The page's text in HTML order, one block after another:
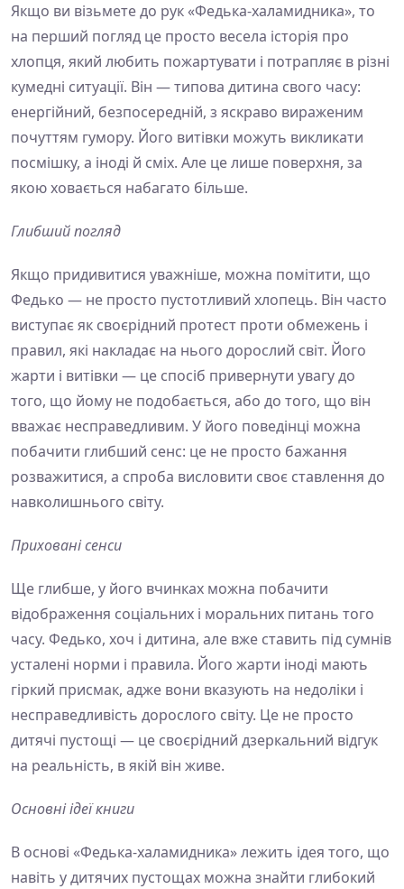
Якщо ви візьмете до рук «Федька-халамидника», то
на перший погляд це просто весела історія про
хлопця, який любить пожартувати і потрапляє в різні
кумедні ситуації. Він — типова дитина свого часу:
енергійний, безпосередній, з яскраво вираженим
почуттям гумору. Його витівки можуть викликати
посмішку, а іноді й сміх. Але це лише поверхня, за
якою ховається набагато більше.
Глибший погляд
Якщо придивитися уважніше, можна помітити, що
Федько — не просто пустотливий хлопець. Він часто
виступає як своєрідний протест проти обмежень і
правил, які накладає на нього дорослий світ. Його
жарти і витівки — це спосіб привернути увагу до
того, що йому не подобається, або до того, що він
вважає несправедливим. У його поведінці можна
побачити глибший сенс: це не просто бажання
розважитися, а спроба висловити своє ставлення до
навколишнього світу.
Приховані сенси
Ще глибше, у його вчинках можна побачити
відображення соціальних і моральних питань того
часу. Федько, хоч і дитина, але вже ставить під сумнів
усталені норми і правила. Його жарти іноді мають
гіркий присмак, адже вони вказують на недоліки і
несправедливість дорослого світу. Це не просто
дитячі пустощі — це своєрідний дзеркальний відгук
на реальність, в якій він живе.
Основні ідеї книги
В основі «Федька-халамидника» лежить ідея того, що
навіть у дитячих пустощах можна знайти глибокий